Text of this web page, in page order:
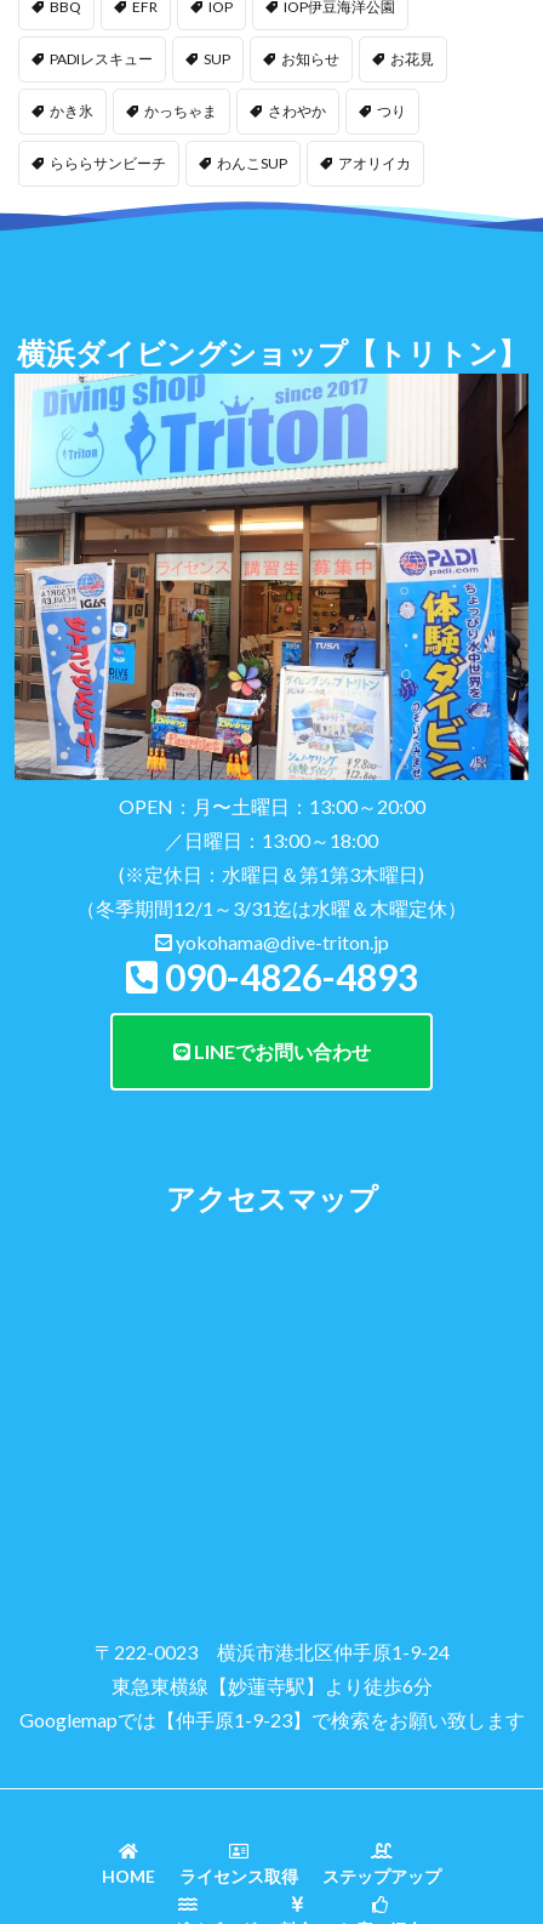
BBQ EFR IOP IOP伊豆海洋公園
PADIレスキュー SUP お知らせ お花見
かき氷 かっちゃま さわやか つり
らららサンビーチ わんこSUP アオリイカ
横浜ダイビングショップ【トリトン】
OPEN：月〜土曜日：13:00～20:00
／日曜日：13:00～18:00
(※定休日：水曜日＆第1第3木曜日)
（冬季期間12/1～3/31迄は水曜＆木曜定休）
yokohama@dive-triton.jp
090-4826-4893
LINEでお問い合わせ
アクセスマップ
〒222-0023 横浜市港北区仲手原1-9-24
東急東横線【妙蓮寺駅】より徒歩6分
Googlemapでは【仲手原1-9-23】で検索をお願い致します
HOME ライセンス取得 ステップアップ